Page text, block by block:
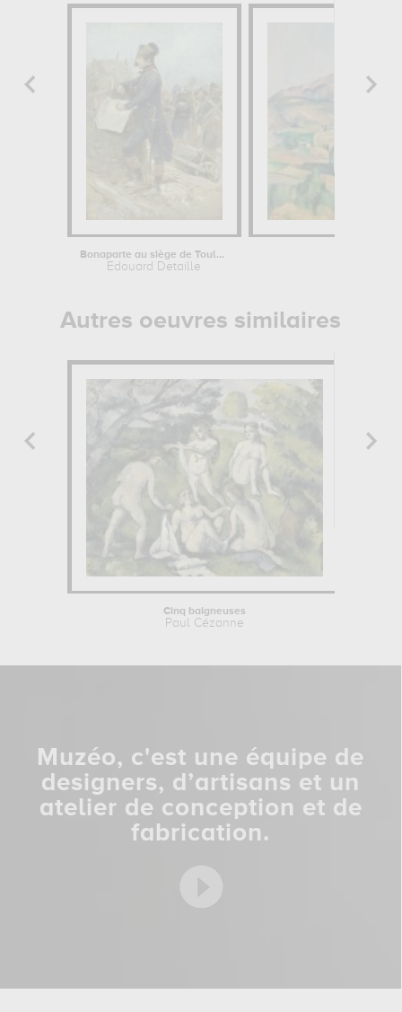
Bonaparte au siège de Toulon, 1793
Edouard Detaille
Autres oeuvres similaires
Cinq baigneuses
Paul Cézanne
Muzéo, c'est une équipe de
designers, d’artisans et un
atelier de conception et de
fabrication.